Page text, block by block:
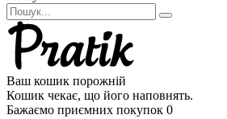
Ваш кошик порожній
Кошик чекає, що його наповнять.
Бажаємо приємних покупок 0